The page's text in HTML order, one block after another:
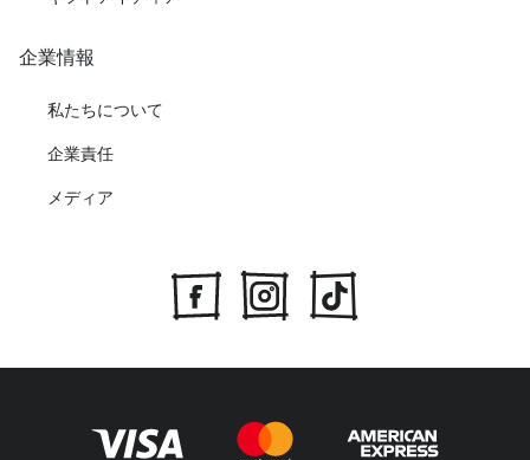
企業情報
私たちについて
企業責任
メディア